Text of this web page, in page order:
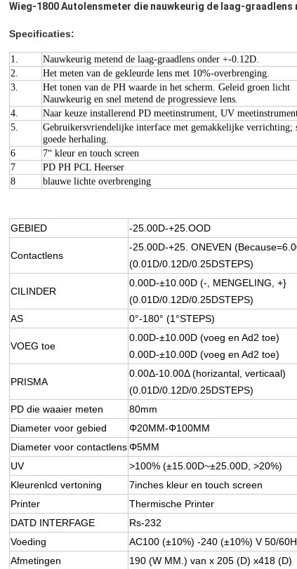
Wieg-1800 Autolensmeter die nauwkeurig de laag-
Specificaties:
1.
Nauwkeurig metend de laag-graadlens onder +-0.12D.
2.
Het meten van de gekleurde lens met 10%-overbrenging.
3.
Het tonen van de PH waarde in het scherm. Geleid groen licht
Nauwkeurig en snel metend de progressieve lens.
4.
Naar keuze installerend PD meetinstrument, UV
5.
Gebruikersvriendelijke interface met gemakkelijke verrichting;
goede herhaling.
6
7“ kleur en touch screen
7
PD PH PCL Heerser
8
blauwe lichte overbrenging
GEBIED -25.00D-+25.OOD
Contactlens
-25.00D-+25. ONEVEN
(0.01D/0.12D/0.25DSTEPS)
CILINDER
0.00D-±10.00D (-, MENGELING, +}
(0.01D/0.12D/0.25DSTEPS)
AS
0°-180° (1°STEPS)
VOEG toe
0.00D-±10.00D (voeg en Ad2 toe)
0.00D-±10.00D (voeg en Ad2 toe)
PRISMA
0.00Δ-10.00Δ (horizantal, verticaal)
(0.01D/0.12D/0.25DSTEPS)
PD die waaier meten
80mm
Diameter voor gebied
Φ20MM-Φ100MM
Diameter voor contactlensΦ5MM
UV
>100% (±15.00D~±25.00D, >20%)
Kleurenlcd vertoning
7inches kleur en touch screen
Printer
Thermische Printer
DATD INTERFAGE
Rs-232
Voeding
AC100 (±10%) -240 (±10%) V 50/
Afmetingen
190 (W MM.) van x 205 (D) x418 (D)